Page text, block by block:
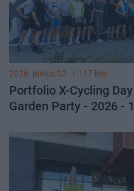
2026. június 02. | 117 kép
Portfolio X-Cycling
Garden Party - 2026 -